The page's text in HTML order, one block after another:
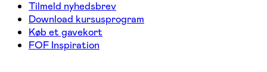
Tilmeld nyhedsbrev
Download kursusprogram
Køb et gavekort
FOF Inspiration